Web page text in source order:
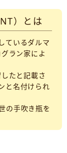
）とは
ているダルマ
ラン家によ
たと記載さ
と名付けられ
の手吹き瓶を